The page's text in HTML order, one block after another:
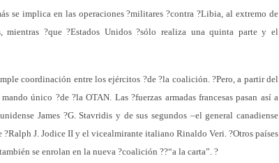
se implica en las operaciones ?militares ?contra ?Libia, al extremo de
mientras ?que ?Estados Unidos ?sólo realiza una quinta parte y el
coordinación entre los ejércitos ?de ?la coalición. ?Pero, a partir del
único ?de ?la OTAN. Las ?fuerzas armadas francesas pasan así a
James ?G. Stavridis y de sus segundos –el general canadiense
?Ralph J. Jodice II y el vicealmirante italiano Rinaldo Veri. ?Otros países
se enrolan en la nueva ?coalición ??“a la carta”. ?